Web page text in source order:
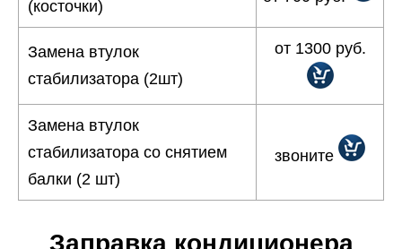
(косточки)
Замена втулок
стабилизатора (2шт)
от 1300 руб.
Замена втулок
стабилизатора со снятием
балки (2 шт)
звоните
Заправка кондиционера